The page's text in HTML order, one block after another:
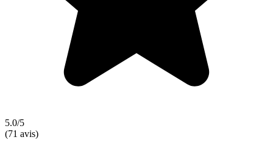
5.0/5
(71 avis)